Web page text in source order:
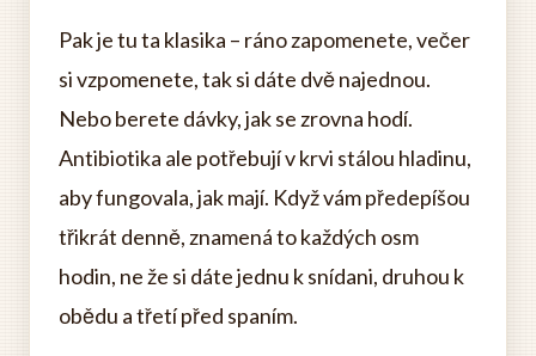
Pak je tu ta klasika – ráno zapomenete, večer
si vzpomenete, tak si dáte dvě najednou.
Nebo berete dávky, jak se zrovna hodí.
Antibiotika ale potřebují v krvi stálou hladinu,
aby fungovala, jak mají. Když vám předepíšou
třikrát denně, znamená to každých osm
hodin, ne že si dáte jednu k snídani, druhou k
obědu a třetí před spaním.